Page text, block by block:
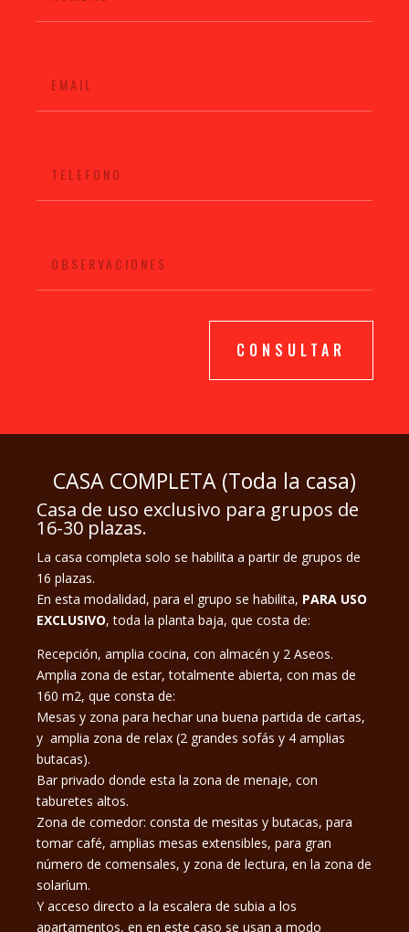
CONSULTAR
CASA COMPLETA (Toda la casa)
Casa de uso exclusivo para grupos de
16-30 plazas.
La casa completa solo se habilita a partir de grupos de
16 plazas.
En esta modalidad, para el grupo se habilita, PARA USO
EXCLUSIVO, toda la planta baja, que costa de:
Recepción, amplia cocina, con almacén y 2 Aseos.
Amplia zona de estar, totalmente abierta, con mas de
160 m2, que consta de:
Mesas y zona para hechar una buena partida de cartas,
y amplia zona de relax (2 grandes sofás y 4 amplias
butacas).
Bar privado donde esta la zona de menaje, con
taburetes altos.
Zona de comedor: consta de mesitas y butacas, para
tomar café, amplias mesas extensibles, para gran
número de comensales, y zona de lectura, en la zona de
solaríum.
Y acceso directo a la escalera de subia a los
apartamentos, en en este caso se usan a modo